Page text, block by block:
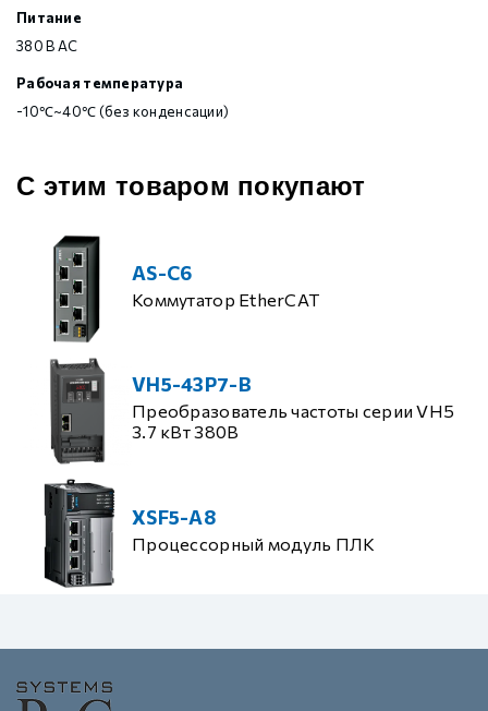
Питание
380 В AC
Рабочая температура
-10℃~40℃ (без конденсации)
С этим товаром покупают
AS-C6
Коммутатор EtherCAT
VH5-43P7-B
Преобразователь частоты серии VH5
3.7 кВт 380В
XSF5-A8
Процессорный модуль ПЛК